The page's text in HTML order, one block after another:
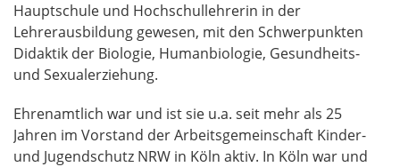
Hauptschule und Hochschullehrerin in der
Lehrerausbildung gewesen, mit den Schwerpunkten
Didaktik der Biologie, Humanbiologie, Gesundheits-
und Sexualerziehung.
Ehrenamtlich war und ist sie u.a. seit mehr als 25
Jahren im Vorstand der Arbeitsgemeinschaft Kinder-
und Jugendschutz NRW in Köln aktiv. In Köln war und